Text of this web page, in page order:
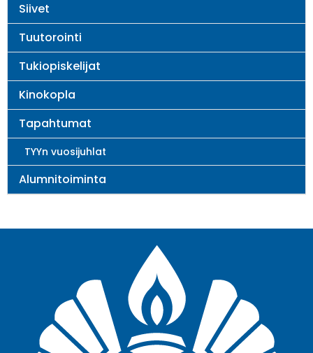
Siivet
Tuutorointi
Tukiopiskelijat
Kinokopla
Tapahtumat
TYYn vuosijuhlat
Alumnitoiminta